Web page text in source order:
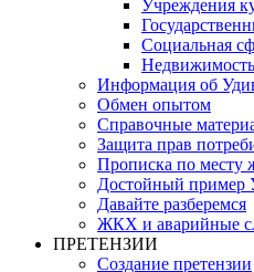
Учреждения
Социальная
Недвижимость
Информация об
Обмен опытом
Справочные
Защита прав
Прописка по месту
Достойный пример
Давайте разберемся
ЖКХ и аварийные
ПРЕТЕНЗИИ
Создание претензии